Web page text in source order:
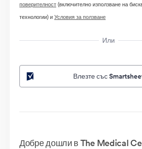
поверителност(включително използване на
технологии) иУсловия за ползване
Или
Влезте със
Добре дошли в The Medical